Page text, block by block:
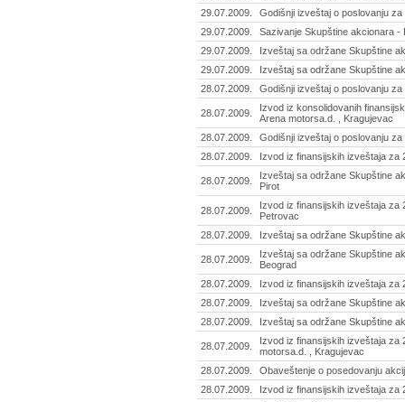
29.07.2009.
Godišnji izveštaj o poslovanju
29.07.2009.
Sazivanje Skupštine akcionara -
29.07.2009.
Izveštaj sa održane Skupštine
29.07.2009.
Izveštaj sa održane Skupštine
28.07.2009.
Godišnji izveštaj o poslovanju
28.07.2009.
Izvod iz konsolidovanih
Arena motorsa.d. , Kragujevac
28.07.2009.
Godišnji izveštaj o poslovanju
28.07.2009.
Izvod iz finansijskih izveštaja za
28.07.2009.
Izveštaj sa održane Skupštine
Pirot
28.07.2009.
Izvod iz finansijskih izveštaja za
Petrovac
28.07.2009.
Izveštaj sa održane Skupštine
28.07.2009.
Izveštaj sa održane Skupštine
Beograd
28.07.2009.
Izvod iz finansijskih izveštaja za
28.07.2009.
Izveštaj sa održane Skupštine
28.07.2009.
Izveštaj sa održane Skupštine
28.07.2009.
Izvod iz finansijskih izveštaja za
motorsa.d. , Kragujevac
28.07.2009.
Obaveštenje o posedovanju
28.07.2009.
Izvod iz finansijskih izveštaja za